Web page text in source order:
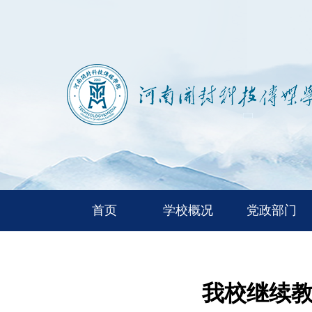
首页 学校概况 党政部门
我校继续